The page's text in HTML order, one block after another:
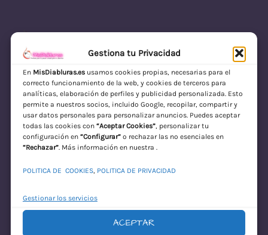
Gestiona tu Privacidad
En MisDiabluras.esusamos cookies propias, necesarias para el
correcto funcionamiento de la web, y cookies de terceros para
analíticas, elaboración de perfiles y publicidad personalizada. Esto
permite a nuestros socios, incluido Google, recopilar, compartir y
usar datos personales para personalizar anuncios. Puedes aceptar
todas las cookies con “Aceptar Cookies”, personalizar tu
configuración en “Configurar”o rechazar las no esenciales en
“Rechazar”. Más información en nuestra .
POLITICA DE COOKIES, POLITICA DE PRIVACIDAD
Gestionar los servicios
ACEPTAR
MisDiabluras | Sexshop Online con Envío
Discreto en España
Acceder